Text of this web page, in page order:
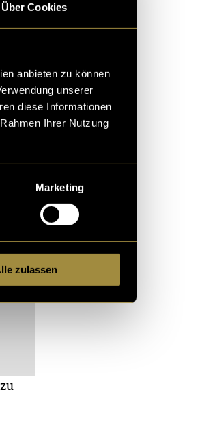
Über Cookies
anbieten zu können
unserer
diese Informationen
Ihrer Nutzung
Marketing
zulassen